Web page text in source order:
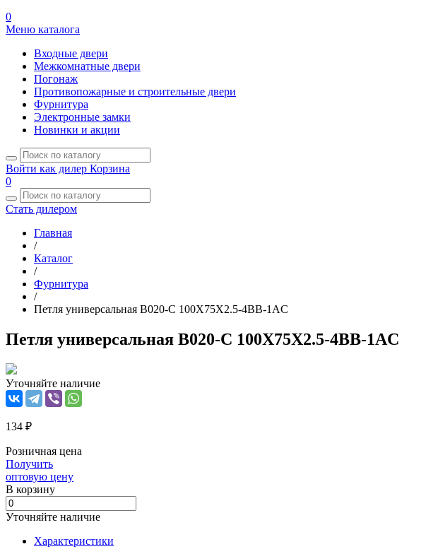
0
Меню каталога
Входные двери
Межкомнатные двери
Погонаж
Противопожарные и строительные двери
Фурнитура
Электронные замки
Новинки и акции
Войти как дилер Корзина
0
Стать дилером
Главная
/
Каталог
/
Фурнитура
/
Петля универсальная B020-C 100X75X2.5-4BB-1AC
Петля универсальная B020-C 100X75X2.5-4BB-1AC
Уточняйте наличие
134 ₽
Розничная цена
Получить
оптовую цену
В корзинy
Уточняйте наличие
Характеристики